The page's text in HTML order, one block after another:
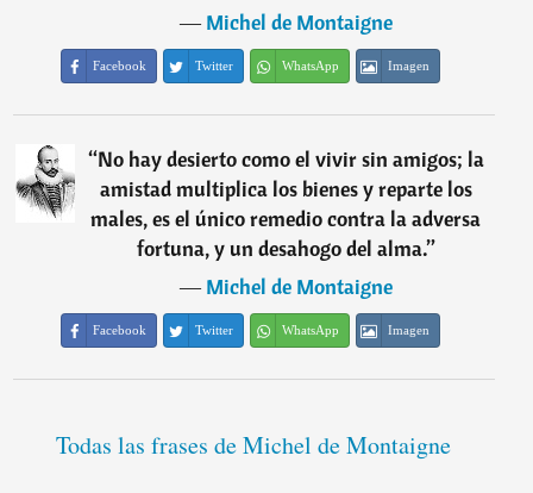
―Michel de Montaigne
Facebook Twitter WhatsApp Imagen
“No hay desierto como el vivir sin amigos; la
amistad multiplica los bienes y reparte los
males, es el único remedio contra la adversa
fortuna, y un desahogo del alma.”
―Michel de Montaigne
Facebook Twitter WhatsApp Imagen
Todas las frases de Michel de Montaigne